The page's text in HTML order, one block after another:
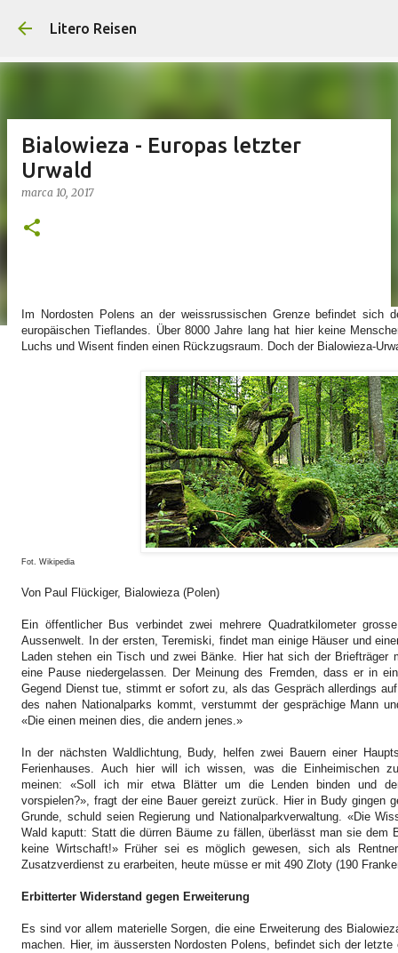
Litero Reisen
Bialowieza - Europas letzter
Urwald
marca 10, 2017
Im Nordosten Polens an der weissrussischen Grenze befindet sich
europäischen Tieflandes. Über 8000 Jahre lang hat hier keine
Luchs und Wisent finden einen Rückzugsraum. Doch der Bialowieza-
Fot. Wikipedia
Von Paul Flückiger, Bialowieza (Polen)
Ein öffentlicher Bus verbindet zwei mehrere Quadratkilometer
Aussenwelt. In der ersten, Teremiski, findet man einige Häuser und
Laden stehen ein Tisch und zwei Bänke. Hier hat sich der Briefträger
eine Pause niedergelassen. Der Meinung des Fremden, dass er in
Gegend Dienst tue, stimmt er sofort zu, als das Gespräch allerdings
des nahen Nationalparks kommt, verstummt der gesprächige Mann
«Die einen meinen dies, die andern jenes.»
In der nächsten Waldlichtung, Budy, helfen zwei Bauern einer
Ferienhauses.Auch hier will ich wissen, was die Einheimischen
meinen: «Soll ich mir etwa Blätter um die Lenden binden und
vorspielen?», fragt der eine Bauer gereizt zurück. Hier in Budy gingen
Grunde, schuld seien Regierung und Nationalparkverwaltung. «Die
Wald kaputt: Statt die dürren Bäume zu fällen, überlässt man sie dem
keine Wirtschaft!» Früher sei es möglich gewesen, sich als
Zusatzverdienst zu erarbeiten, heute müsse er mit 490 Zloty (190
Erbitterter Widerstand gegen Erweiterung
Es sind vor allem materielle Sorgen, die eine Erweiterung des
machen. Hier, im äussersten Nordosten Polens, befindet sich der letzte